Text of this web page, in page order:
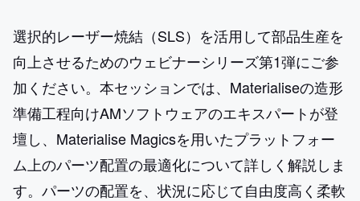
選択的レーザー焼結（SLS）を活用して部品生産を
向上させるためのウェビナーシリーズ第1弾にご参
加ください。本セッションでは、Materialiseの造形
準備工程向けAMソフトウェアのエキスパートが登
壇し、Materialise Magicsを用いたプラットフォー
ム上のパーツ配置の最適化について詳しく解説しま
す。パーツの配置を、状況に応じて自由度高く柔軟